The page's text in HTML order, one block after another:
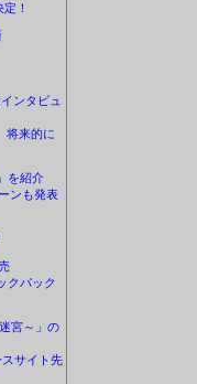
！
ンタビュ
将来的に
を紹介
ンも発表
クパック
宮～」の
サイト先